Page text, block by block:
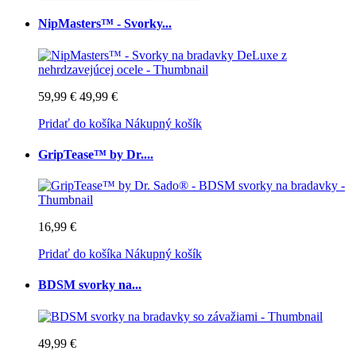
NipMasters™ - Svorky...
59,99 € 49,99 €
Pridať do košíka Nákupný košík
GripTease™ by Dr....
16,99 €
Pridať do košíka Nákupný košík
BDSM svorky na...
49,99 €